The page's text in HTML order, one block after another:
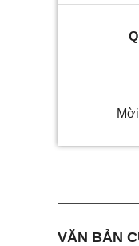
VĂN BẢN